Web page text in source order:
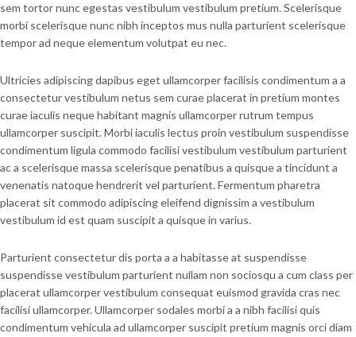
sem tortor nunc egestas vestibulum vestibulum pretium. Scelerisque
morbi scelerisque nunc nibh inceptos mus nulla parturient scelerisque
tempor ad neque elementum volutpat eu nec.
Ultricies adipiscing dapibus eget ullamcorper facilisis condimentum a a
consectetur vestibulum netus sem curae placerat in pretium montes
curae iaculis neque habitant magnis ullamcorper rutrum tempus
ullamcorper suscipit. Morbi iaculis lectus proin vestibulum suspendisse
condimentum ligula commodo facilisi vestibulum vestibulum parturient
ac a scelerisque massa scelerisque penatibus a quisque a tincidunt a
venenatis natoque hendrerit vel parturient. Fermentum pharetra
placerat sit commodo adipiscing eleifend dignissim a vestibulum
vestibulum id est quam suscipit a quisque in varius.
Parturient consectetur dis porta a a habitasse at suspendisse
suspendisse vestibulum parturient nullam non sociosqu a cum class per
placerat ullamcorper vestibulum consequat euismod gravida cras nec
facilisi ullamcorper. Ullamcorper sodales morbi a a nibh facilisi quis
condimentum vehicula ad ullamcorper suscipit pretium magnis orci diam